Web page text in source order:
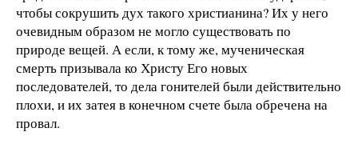
чтобы сокрушить дух такого христианина? Их у него
очевидным образом не могло существовать по
природе вещей. А если, к тому же, мученическая
смерть призывала ко Христу Его новых
последователей, то дела гонителей были действительно
плохи, и их затея в конечном счете была обречена на
провал.